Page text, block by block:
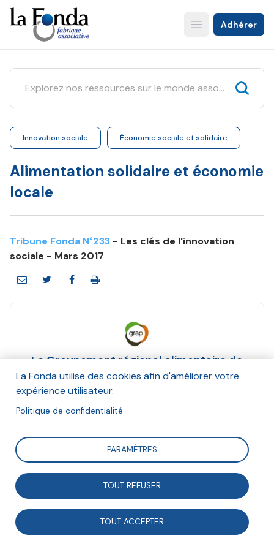
Aller
au
contenu
principal
Open main menu
Adhérer
Innovation sociale Économie sociale et solidaire
Alimentation solidaire et économie
locale
Tribune Fonda N°233 - Les clés de l'innovation
sociale - Mars 2017
Le Groupement régional alimentaire de
proximité (GRAP)
Focus sur l'action du GRAP
La Fonda utilise des cookies afin d'améliorer votre
expérience utilisateur.
Politique de confidentialité
PARAMÈTRES
TOUT REFUSER
TOUT ACCEPTER